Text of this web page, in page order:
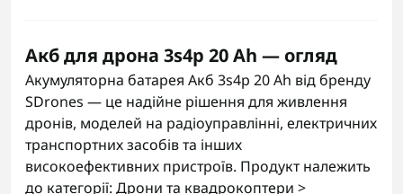
Акб для дрона 3s4p 20 Аh — огляд
Акумуляторна батарея Акб 3s4p 20 Аh від бренду
SDrones — це надійне рішення для живлення
дронів, моделей на радіоуправлінні, електричних
транспортних засобів та інших
високоефективних пристроїв. Продукт належить
до категорії: Дрони та квадрокоптери >